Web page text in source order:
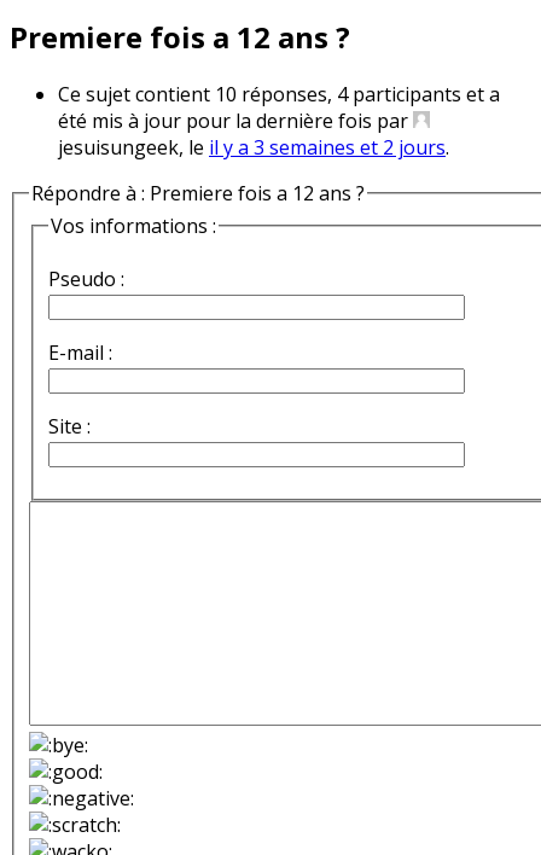
Premiere fois a 12 ans ?
Ce sujet contient 10 réponses, 4 participants et a
été mis à jour pour la dernière fois par
jesuisungeek, le il y a 3 semaines et 2 jours.
Répondre à : Premiere fois a 12 ans ?
Vos informations :
Pseudo :
E-mail :
Site :